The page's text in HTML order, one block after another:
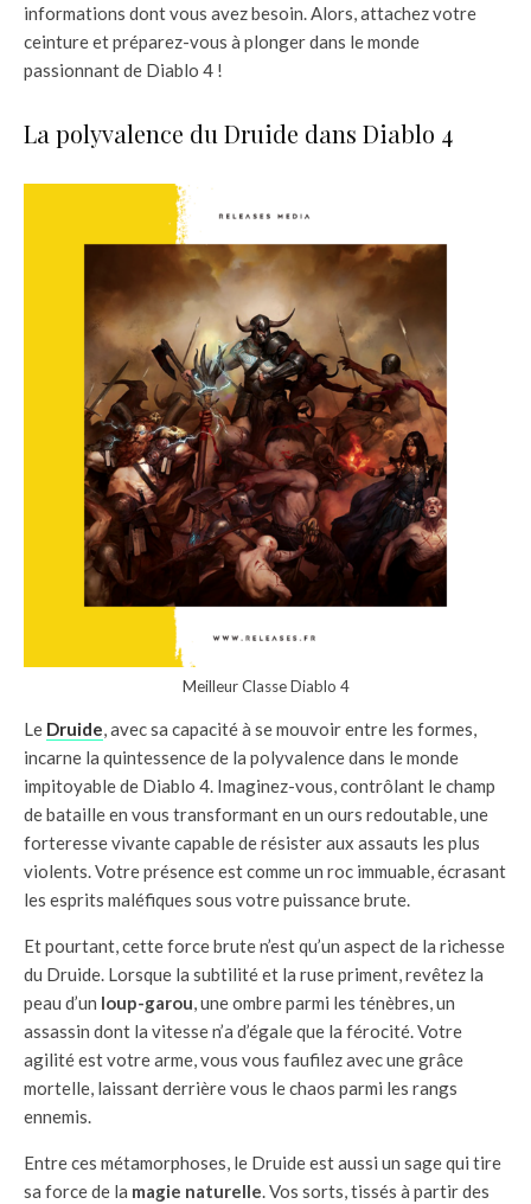
informations dont vous avez besoin. Alors, attachez votre
ceinture et préparez-vous à plonger dans le monde
passionnant de Diablo 4 !
La polyvalence du Druide dans Diablo 4
Meilleur Classe Diablo 4
Le Druide, avec sa capacité à se mouvoir entre les formes,
incarne la quintessence de la polyvalence dans le monde
impitoyable de Diablo 4. Imaginez-vous, contrôlant le champ
de bataille en vous transformant en un ours redoutable, une
forteresse vivante capable de résister aux assauts les plus
violents. Votre présence est comme un roc immuable, écrasant
les esprits maléfiques sous votre puissance brute.
Et pourtant, cette force brute n’est qu’un aspect de la richesse
du Druide. Lorsque la subtilité et la ruse priment, revêtez la
peau d’un loup-garou, une ombre parmi les ténèbres, un
assassin dont la vitesse n’a d’égale que la férocité. Votre
agilité est votre arme, vous vous faufilez avec une grâce
mortelle, laissant derrière vous le chaos parmi les rangs
ennemis.
Entre ces métamorphoses, le Druide est aussi un sage qui tire
sa force de la magie naturelle. Vos sorts, tissés à partir des